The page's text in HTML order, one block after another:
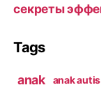
секреты
Tags
anak anak autis